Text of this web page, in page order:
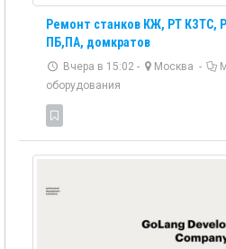
Ремонт станков КЖ, РТ КЗТС,
ПБ,ПА, домкратов
Вчера в 15:02 - Москва -
оборудования